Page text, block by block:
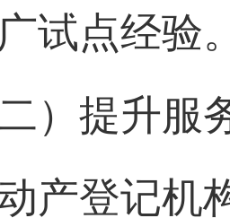
试点经验
二）提升服
产登记机